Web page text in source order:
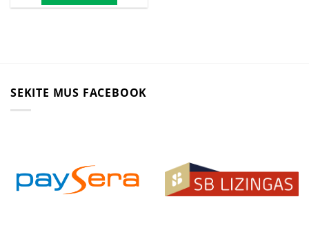
SEKITE MUS FACEBOOK